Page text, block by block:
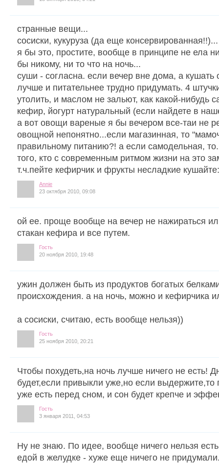
странные вещи...
сосиски, кукуруза (да еще консервированная!!)...
я бы это, простите, вообще в принципе не ела
бы никому, ни то что на ночь...
суши - согласна. если вечер вне дома, а кушать
лучше и питательнее трудно придумать. 4
утолить, и маслом не зальют, как какой-нибудь
кефир, йогурт натуральный (если найдете в
а вот овощи вареные я бы вечером все-таи не
овощной непонятно...если магазинная, то
правильному питанию?! а если самодельная,
того, кто с современным ритмом жизни на это
т.ч.пейте кефирчик и фрукты несладкие
Annie
23 октября 2010, 09:08
ой ее. проще вообще на вечер не нажираться
стакан кефира и все путем.
Гость
20 ноября 2010, 19:48
ужин должен быть из продуктов богатых
происхождения. а на ночь, можно и кефирчика
а сосиски, считаю, есть вообще нельзя))
Гость
25 ноября 2010, 20:21
Чтобы похудеть,на ночь лучше ничего не есть!
будет,если привыкли уже,но если выдержите,то
уже есть перед сном, и сон будет крепче и
Гость
3 января 2011, 04:53
Ну не знаю. По идее, вообще ничего нельзя
едой в желудке - хуже еще ничего не